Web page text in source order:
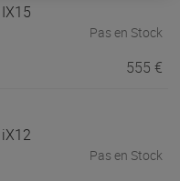
IX15
Pas en Stock
555 €
iX12
Pas en Stock